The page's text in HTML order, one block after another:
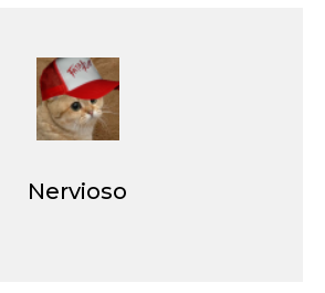
Nervioso